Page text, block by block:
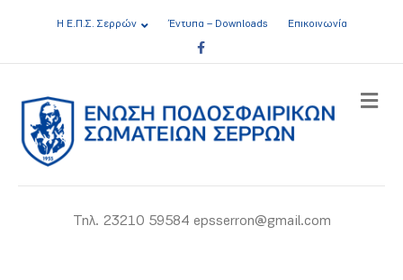
Η Ε.Π.Σ. Σερρών Έντυπα – Downloads
Επικοινωνία
Facebook
Τηλ. 23210 59584 epsserron@gmail.com